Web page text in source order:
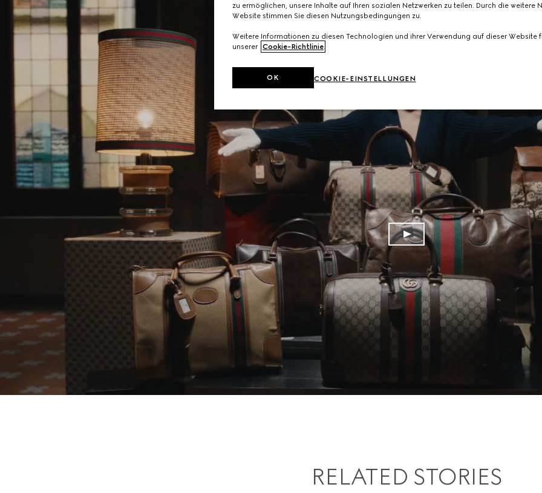
RELATED STORIES
zu ermöglichen, unsere Inhalte auf Ihren sozialen Netzwerken zu teilen. Durch die weitere
Website stimmen Sie diesen Nutzungsbedingungen zu.
Weitere Informationen zu diesen Technologien und ihrer Verwendung auf dieser Website
unserer Cookie-Richtlinie
COOKIE-EINSTELLUNGEN
OK